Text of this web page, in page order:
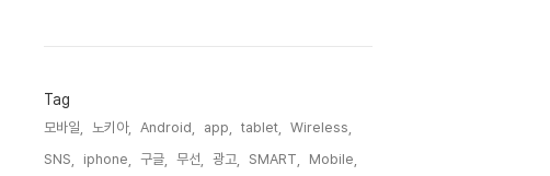
Tag
모바일, 노키아, Android, app, tablet,
Wireless,
SNS,
iphone, 구글, 무선, 광고, SMART,
Mobile,